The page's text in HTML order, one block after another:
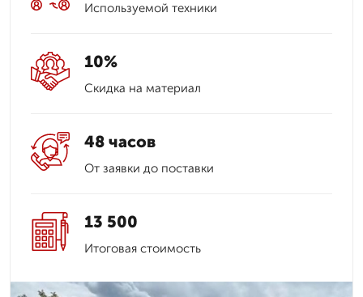
Используемой техники
10%
Скидка на материал
48 часов
От заявки до поставки
13 500
Итоговая стоимость